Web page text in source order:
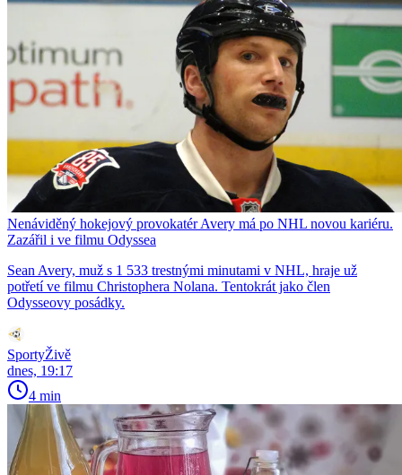
Nenáviděný hokejový provokatér Avery má po NHL novou kariéru.
Zazářil i ve filmu Odyssea
Sean Avery, muž s 1 533 trestnými minutami v NHL, hraje už
potřetí ve filmu Christophera Nolana. Tentokrát jako člen
Odysseovy posádky.
SportyŽivě
dnes, 19:17
4 min